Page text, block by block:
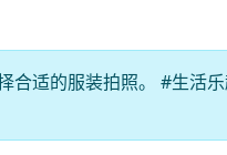
合适的服装拍照。 #生活